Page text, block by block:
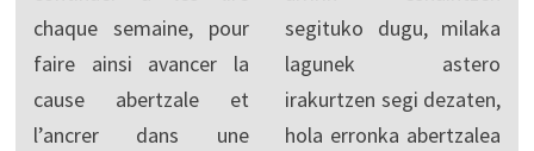
chaque semaine, pour
faire ainsi avancer la
cause abertzale et
l’ancrer dans une
segituko dugu, milaka
lagunek astero
irakurtzen segi dezaten,
hola erronka abertzalea